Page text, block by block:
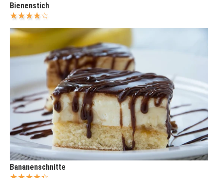
Bienenstich
Bananenschnitte